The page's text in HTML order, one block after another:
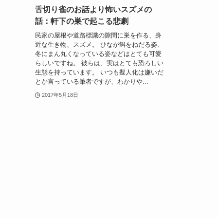
舌切り雀のお話より怖いスズメの
話：軒下の巣で起こる悲劇
民家の屋根や道路標識の隙間に巣を作る、身
近な生き物、スズメ。 ひなが餌をねだる姿、
冬にまん丸くなっている姿などはとても可愛
らしいですね。 彼らは、実はとても恐ろしい
生態を持っています。 いつも擬人化は嫌いだ
とか言っている筆者ですが、わかりや...
2017年5月18日